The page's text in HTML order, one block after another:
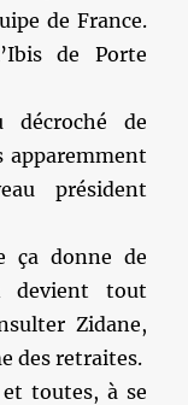
de France.
de Porte
de
apparemment
président
ça donne de
devient tout
Zidane,
des retraites.
toutes, à se